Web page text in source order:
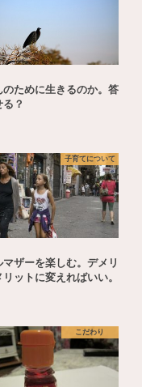
のために生きるのか。答
る？
子育てについて
マザーを楽しむ。デメリ
リットに変えればいい。
こだわり